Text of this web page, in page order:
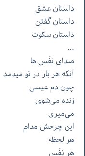
داستان عشق
داستانگفتن
داستانسکوت
…
صداینفَسها
آنکههرباردرتومیدمد
چوندمعیسی
زندهمی‌شوی
می‌میری
اینچرخشمدام
هرلحظه
هرنفَس